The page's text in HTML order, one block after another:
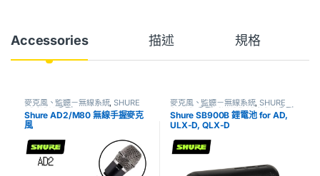
Accessories 描述 規格
麥克風、監聽－無線系統,SHURE
AD/ADX 系列
Shure AD2/M80 無線手握麥克
風
麥克風、監聽－無線系統,SHURE
QLX-D 系列,SHURE AD/ADX 系列
Shure SB900B 鋰電池 for AD,
ULX-D, QLX-D